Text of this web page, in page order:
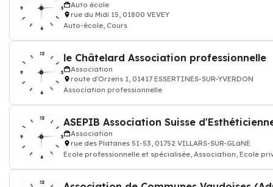
Auto école
rue du Midi 15, 01800 VEVEY
Auto-école, Cours
le Châtelard Association professionnelle
Association
route d'Orzens 1, 01417 ESSERTINES-SUR-YVERDON
Association professionnelle
ASEPIB Association Suisse
Association
rue des Platanes 51-53, 01752 VILLARS-SUR-GLâNE
Ecole professionnelle et spécialisée, Association, Ecole